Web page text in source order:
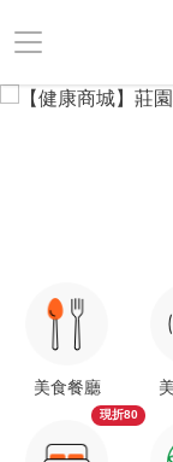
美食餐廳
現折80